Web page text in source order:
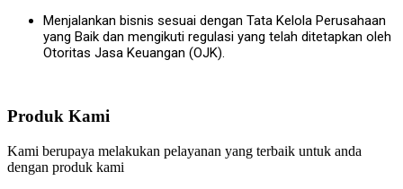
Menjalankan bisnis sesuai dengan Tata Kelola Perusahaan
yang Baik dan mengikuti regulasi yang telah ditetapkan oleh
Otoritas Jasa Keuangan (OJK).
Produk Kami
Kami berupaya melakukan pelayanan yang terbaik untuk anda
dengan produk kami